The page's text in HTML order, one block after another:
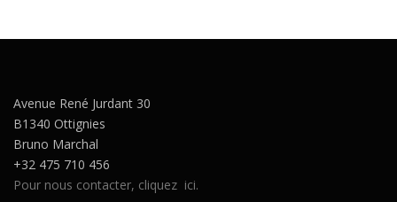
Avenue René Jurdant 30
B1340 Ottignies
Bruno Marchal
+32 475 710 456
Pour nous contacter, cliquez ici.